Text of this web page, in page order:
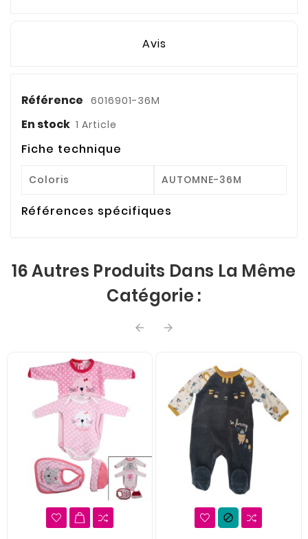
Avis
Référence 6016901-36M
En stock 1 Article
Fiche technique
Coloris AUTOMNE-36M
Références spécifiques
16 Autres Produits Dans La Même
Catégorie :
 
